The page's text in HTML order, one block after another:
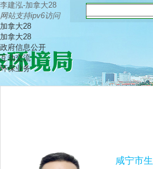
李建泓-加拿大28
网站支持ipv6访问
加拿大28
加拿大28
政府信息公开
互动交流
环保业务
咸宁市